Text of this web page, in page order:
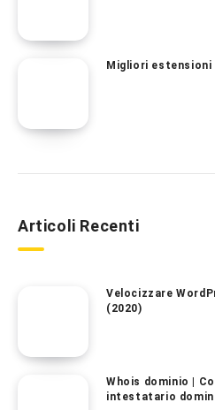
Migliori estensioni
Articoli Recenti
Velocizzare
(2020)
Whois dominio |
intestatario